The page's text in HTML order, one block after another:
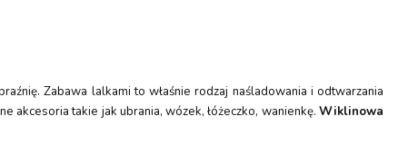
Zabawa lalkami to właśnie rodzaj naśladowania i odtwarzania
akcesoria takie jak ubrania, wózek, łóżeczko, wanienkę. Wiklinowa